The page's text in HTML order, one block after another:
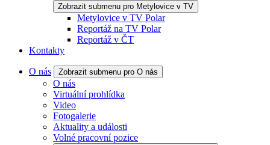
Zobrazit submenu pro Metylovice v TV
Metylovice v TV Polar
Reportáž na TV Polar
Reportáž v ČT
Kontakty
O nás Zobrazit submenu pro O nás
O nás
Virtuální prohlídka
Video
Fotogalerie
Aktuality a události
Volné pracovní pozice